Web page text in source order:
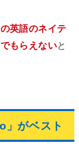
英語のネイテ
もらえないと
」がベスト